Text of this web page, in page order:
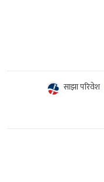
साझा परिवेश